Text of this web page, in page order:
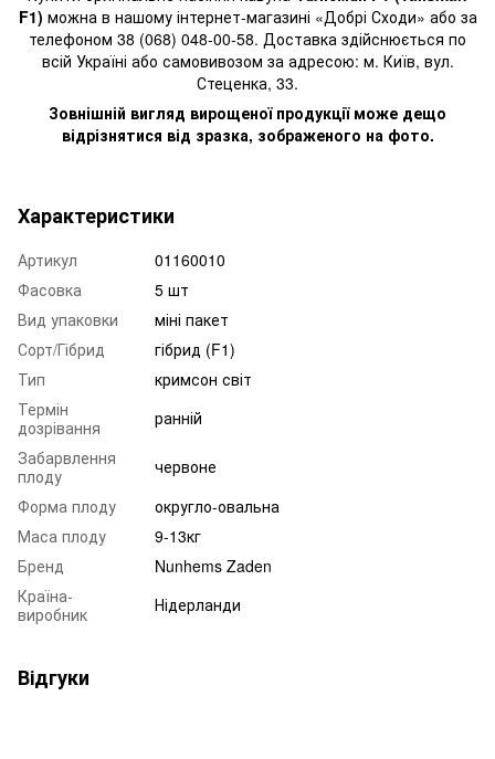
F1) можна в нашому інтернет-магазині «Добрі Сходи» або за
телефоном 38 (068) 048-00-58. Доставка здійснюється по
всій Україні або самовивозом за адресою: м. Київ, вул.
Стеценка, 33.
Зовнішній вигляд вирощеної продукції може дещо
відрізнятися від зразка, зображеного на фото.
Характеристики
Артикул
01160010
Фасовка
5 шт
Вид упаковки
міні пакет
Сорт/Гібрид
гібрид (F1)
Тип
кримсон світ
Термін
дозрівання
ранній
Забарвлення
плоду
червоне
Форма плоду
округло-овальна
Маса плоду
9-13кг
Бренд
Nunhems Zaden
Країна-
виробник
Нідерланди
Відгуки